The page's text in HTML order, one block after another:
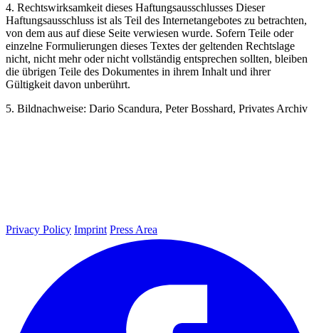
4. Rechtswirksamkeit dieses Haftungsausschlusses Dieser
Haftungsausschluss ist als Teil des Internetangebotes zu betrachten,
von dem aus auf diese Seite verwiesen wurde. Sofern Teile oder
einzelne Formulierungen dieses Textes der geltenden Rechtslage
nicht, nicht mehr oder nicht vollständig entsprechen sollten, bleiben
die übrigen Teile des Dokumentes in ihrem Inhalt und ihrer
Gültigkeit davon unberührt.
5. Bildnachweise: Dario Scandura, Peter Bosshard, Privates Archiv
Privacy Policy Imprint Press Area